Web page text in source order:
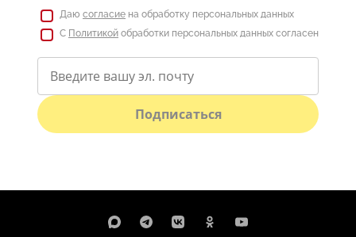
Даю согласие на обработку персональных данных
С Политикой обработки персональных данных согласен
Подписаться